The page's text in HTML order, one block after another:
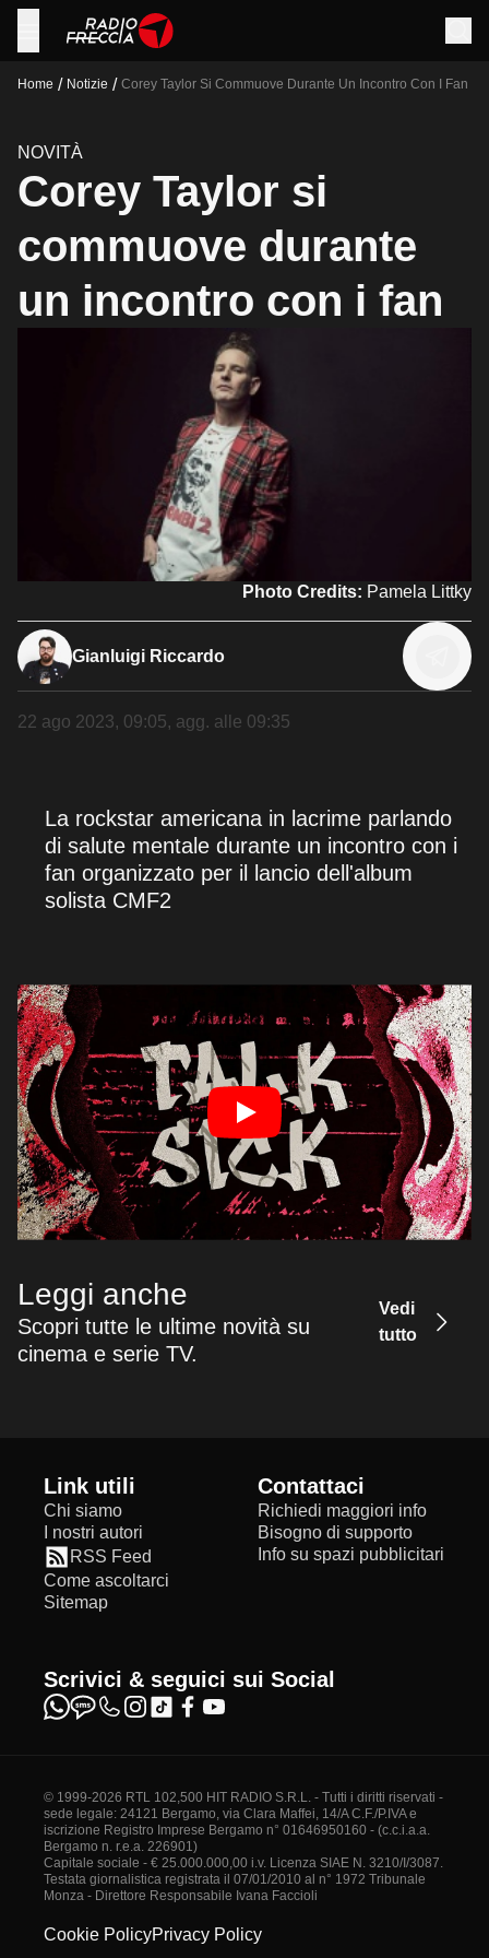
Home / Notizie / Corey Taylor Si Commuove Durante Un Incontro Con I Fan
NOVITÀ
Corey Taylor si
commuove durante
un incontro con i fan
Photo Credits: Pamela Littky
Gianluigi Riccardo
22 ago 2023, 09:05, agg. alle 09:35
La rockstar americana in lacrime parlando
di salute mentale durante un incontro con i
fan organizzato per il lancio dell'album
solista CMF2
Leggi anche
Scopri tutte le ultime novità su
cinema e serie TV.
Vedi
tutto
Link utili
Chi siamo
I nostri autori
RSS Feed
Come ascoltarci
Sitemap
Contattaci
Richiedi maggiori info
Bisogno di supporto
Info su spazi pubblicitari
Scrivici & seguici sui Social
© 1999-2026 RTL 102,500 HIT RADIO S.R.L. - Tutti i diritti riservati -
sede legale: 24121 Bergamo, via Clara Maffei, 14/A C.F./P.IVA e
iscrizione Registro Imprese Bergamo n° 01646950160 - (c.c.i.a.a.
Bergamo n. r.e.a. 226901)
Capitale sociale - € 25.000.000,00 i.v. Licenza SIAE N. 3210/I/3087.
Testata giornalistica registrata il 07/01/2010 al n° 1972 Tribunale
Monza - Direttore Responsabile Ivana Faccioli
Cookie PolicyPrivacy Policy